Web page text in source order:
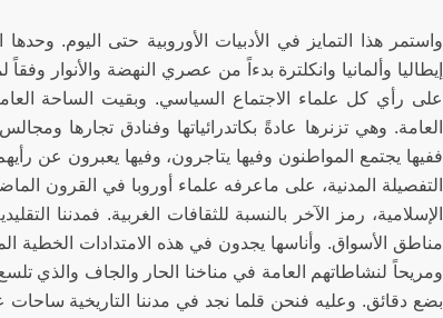
واستمر هذا التمايز في الأدبيات الأوروبية حتى اليوم.
إيطاليا وألمانيا وانكلترة بدءاً من عصري النهضة والأنوار
على رأي كل علماء الاجتماع السياسي. وبقيت الساحة العامة
العامة. وهي تزنرها عادةً بكاتدرائياتها وفنادق تجارها
ففيها يجتمع المواطنون وفيها يتاجرون، وفيها يعبرون عن
التفصيلة المدنية، على ماعرفه علماء أوروبا في القرون
الإسلامية، رمز الآخر بالنسبة للثقافات الغربية. فمدننا
مناطق الأسواق. وأناسها يجدون في هذه الامتدادات الخطية
ومريحاً لنشاطاتهم العامة في مناخنا الحار والجاف والذي
بضع دقائق. وعليه فنحن قلما نجد في مدننا التاريخية